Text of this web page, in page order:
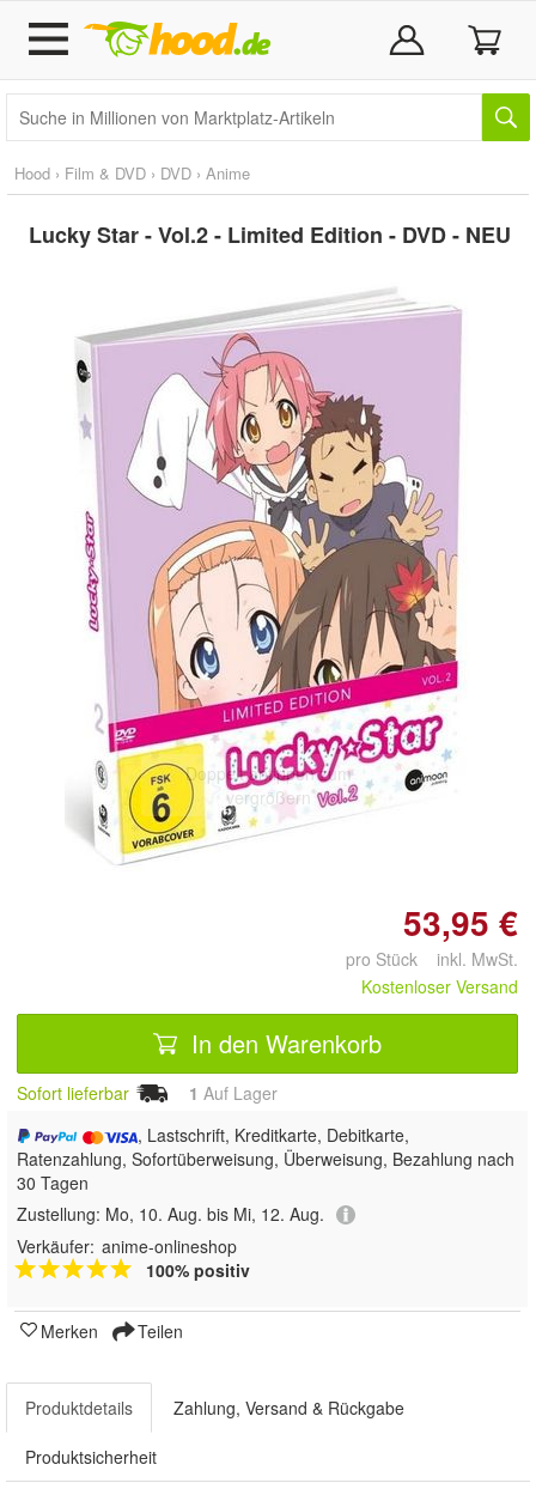
Hood › Film & DVD › DVD › Anime
Lucky Star - Vol.2 - Limited Edition - DVD - NEU
Doppelt antippen zum
vergrößern
53,95 €
pro Stück inkl. MwSt.
Kostenloser Versand
In den Warenkorb
Sofort lieferbar 1 Auf Lager
, Lastschrift, Kreditkarte, Debitkarte,
Ratenzahlung, Sofortüberweisung, Überweisung, Bezahlung nach
30 Tagen
Zustellung: Mo, 10. Aug. bis Mi, 12. Aug.
Verkäufer: anime-onlineshop
100% positiv
Merken Teilen
Produktdetails Zahlung, Versand & Rückgabe
Produktsicherheit